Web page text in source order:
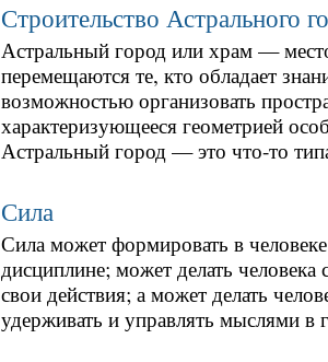
Строительство Астрального
Астральный город или храм —
перемещаются те, кто обладает
возможностью организовать
характеризующееся геометрией
Астральный город — это что-то
Сила
Сила может формировать в
дисциплине; может делать человека
свои действия; а может делать
удерживать и управлять мыслями в